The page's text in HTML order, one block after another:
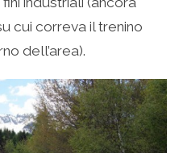
cui correva il trenino
dell’area).